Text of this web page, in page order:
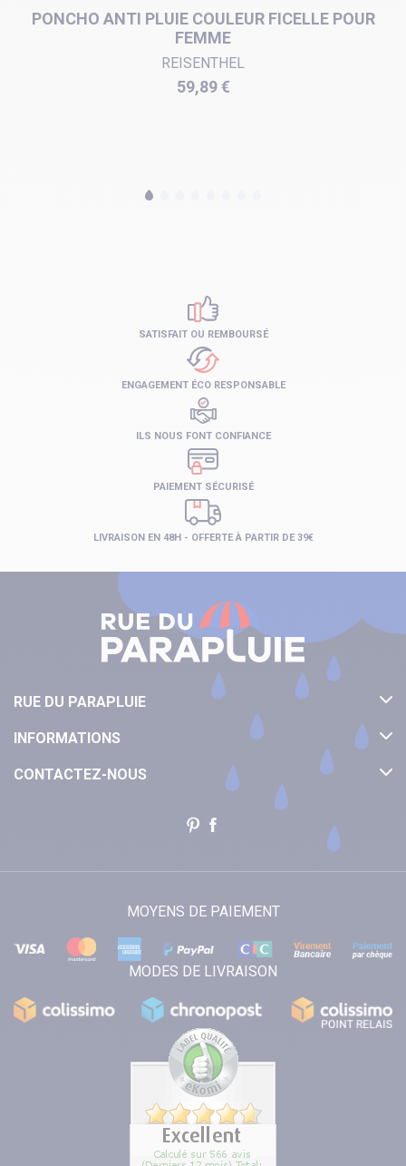
PONCHO ANTI PLUIE COULEUR FICELLE POUR
FEMME
REISENTHEL
Prix
59,89 €
LIVRAISON EN 48H - OFFERTE À PARTIR DE 39€
PAIEMENT SÉCURISÉ
SATISFAIT OU REMBOURSÉ
ENGAGEMENT ÉCO RESPONSABLE
ILS NOUS FONT CONFIANCE
RUE DU PARAPLUIE
INFORMATIONS
CONTACTEZ-NOUS
MOYENS DE PAIEMENT
MODES DE LIVRAISON